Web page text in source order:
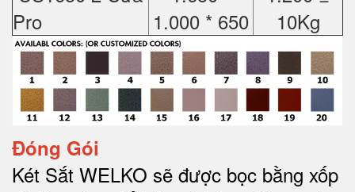
Pro
1.000 * 650
10Kg
Đóng Gói
Két Sắt WELKO sẽ được bọc bằng xốp